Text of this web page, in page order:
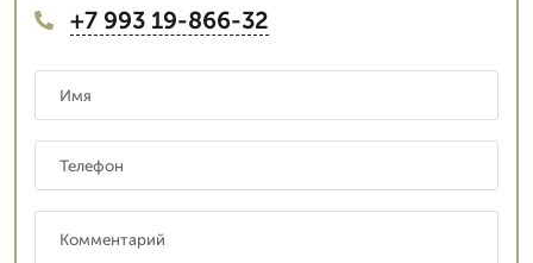
+7 993 19-866-32